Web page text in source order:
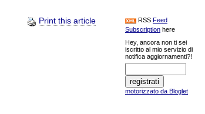
Print this article RSS Feed
Subscription here
Hey, ancora non ti sei
iscritto al mio servizio di
notifica aggiornamenti?!
motorizzato da Bloglet